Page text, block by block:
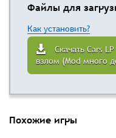
Файлы для
Как установить?
Скачать Cars
взлом (Mod много
Похожие игры